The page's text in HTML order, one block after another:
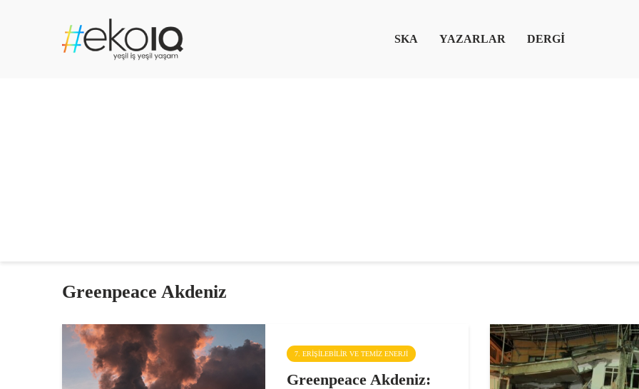
SKA YAZARLAR DERGİ
Greenpeace Akdeniz
7. ERIŞILEBILIR VE TEMIZ ENERJI
Greenpeace Akdeniz: